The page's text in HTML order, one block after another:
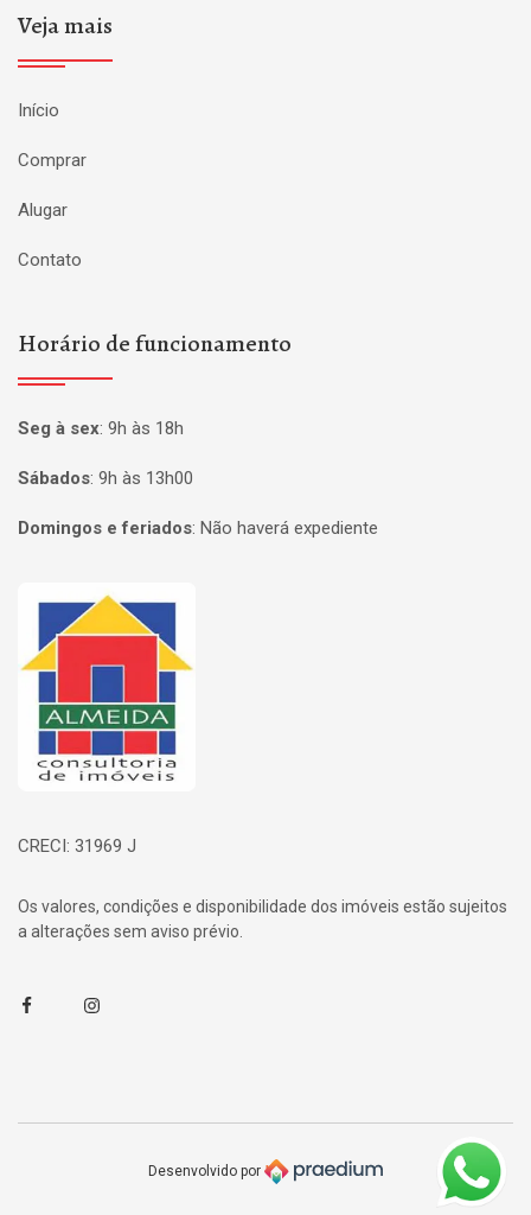
Veja mais
Início
Comprar
Alugar
Contato
Horário de funcionamento
Seg à sex: 9h às 18h
Sábados: 9h às 13h00
Domingos e feriados: Não haverá expediente
Página inicial
CRECI: 31969 J
Os valores, condições e disponibilidade dos imóveis estão sujeitos
a alterações sem aviso prévio.
FacebookInstagram
Desenvolvido por